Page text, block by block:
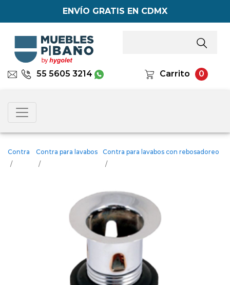
ENVÍO GRATIS EN CDMX
55 5605 3214 Carrito 0
Contra
/
Contra para lavabos
/
Contra para lavabos con rebosadoreo
/